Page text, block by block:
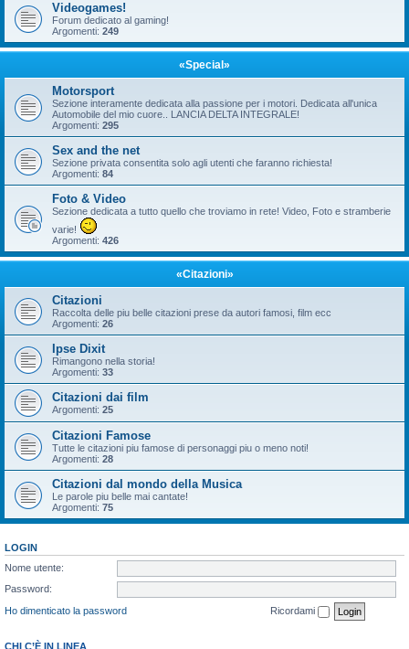
Videogames!
Forum dedicato al gaming!
Argomenti: 249
«Special»
Motorsport
Sezione interamente dedicata alla passione per i motori. Dedicata all'unica
Automobile del mio cuore.. LANCIA DELTA INTEGRALE!
Argomenti: 295
Sex and the net
Sezione privata consentita solo agli utenti che faranno richiesta!
Argomenti: 84
Foto & Video
Sezione dedicata a tutto quello che troviamo in rete! Video, Foto e stramberie
varie!
Argomenti: 426
«Citazioni»
Citazioni
Raccolta delle piu belle citazioni prese da autori famosi, film ecc
Argomenti: 26
Ipse Dixit
Rimangono nella storia!
Argomenti: 33
Citazioni dai film
Argomenti: 25
Citazioni Famose
Tutte le citazioni piu famose di personaggi piu o meno noti!
Argomenti: 28
Citazioni dal mondo della Musica
Le parole piu belle mai cantate!
Argomenti: 75
LOGIN
Nome utente:
Password:
Ho dimenticato la password
Ricordami
CHI C’È IN LINEA